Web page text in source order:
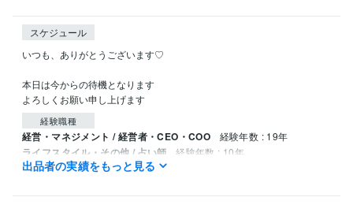
スケジュール
いつも、ありがとうございます♡
本日は今からの待機となります
よろしくお願い申し上げます
経験職種
経営・マネジメント / 経営者・CEO・COO 経験年数 : 19年
ライフスタイル・その他 / 占い師 経験年数 : 10年
ライフスタイル・その他 / イベント司会
ライフスタイル・その他 / アドバイザー 経験年数 : 20年
出品者の実績をもっと見る